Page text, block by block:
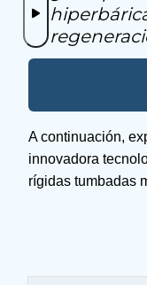
A continuación,
innovadora
rígidas tumbadas